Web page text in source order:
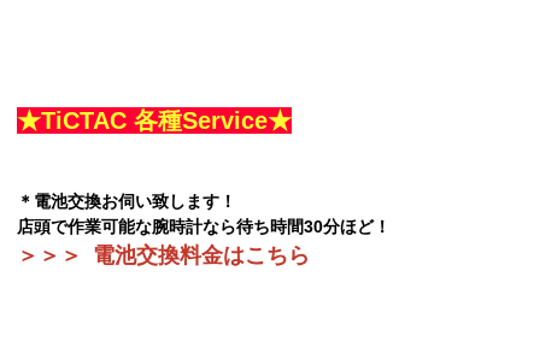
★TiCTAC 各種Service★
＊電池交換お伺い致します！
店頭で作業可能な腕時計なら待ち時間30分ほど！
＞＞＞ 電池交換料金はこちら